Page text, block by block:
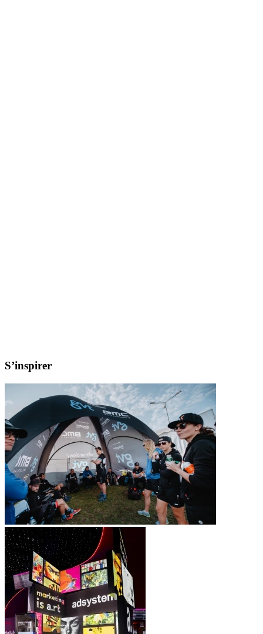
S’inspirer